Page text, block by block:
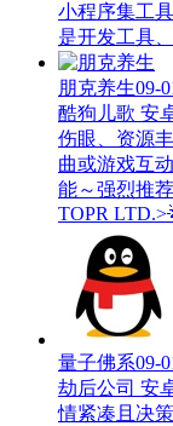
小程序集工
是开发工具
朋克养生09-
酷狗儿歌 安
伤眼、资源
曲或游戏互
能～强烈推
TOPR
量子佛系09-
劫后公司 安
情紧凑且决